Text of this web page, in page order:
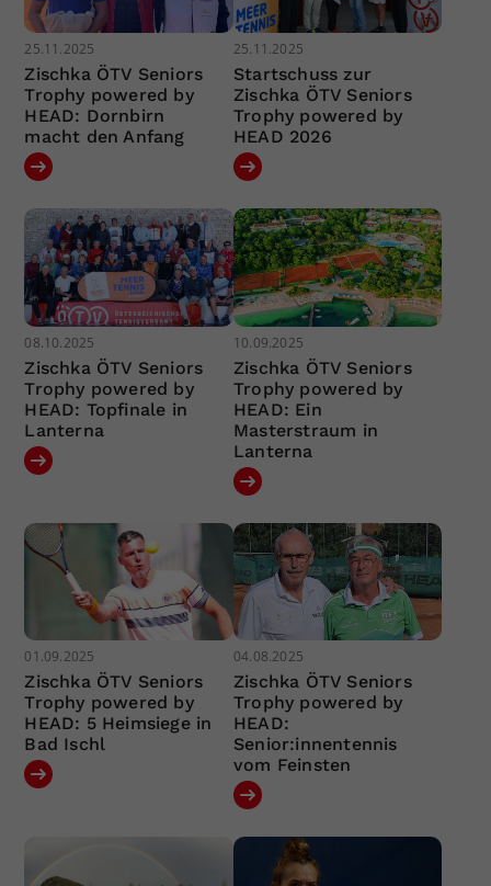
25.11.2025
Zischka ÖTV Seniors
Trophy powered by
HEAD: Dornbirn
macht den Anfang
25.11.2025
Startschuss zur
Zischka ÖTV Seniors
Trophy powered by
HEAD 2026
08.10.2025
Zischka ÖTV Seniors
Trophy powered by
HEAD: Topfinale in
Lanterna
10.09.2025
Zischka ÖTV Seniors
Trophy powered by
HEAD: Ein
Masterstraum in
Lanterna
01.09.2025
Zischka ÖTV Seniors
Trophy powered by
HEAD: 5 Heimsiege in
Bad Ischl
04.08.2025
Zischka ÖTV Seniors
Trophy powered by
HEAD:
Senior:innentennis
vom Feinsten